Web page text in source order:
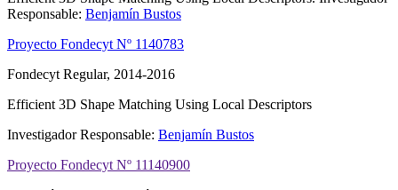
Responsable: Benjamín Bustos
Proyecto Fondecyt Nº 1140783
Fondecyt Regular, 2014-2016
Efficient 3D Shape Matching Using Local Descriptors
Investigador Responsable: Benjamín Bustos
Proyecto Fondecyt Nº 11140900